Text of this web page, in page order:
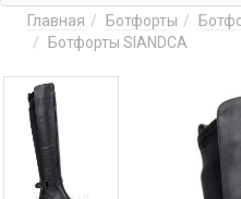
Главная Ботфорты
Ботфорты SIANDCA